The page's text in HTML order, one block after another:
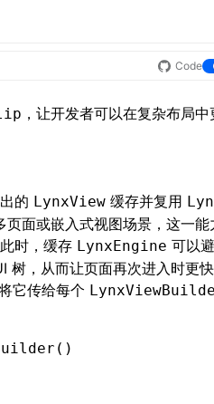
Code
，让开发者可以在复杂布局
的 LynxView 缓存并复用
面或嵌入式视图场景，这一能
时，缓存 LynxEngine 可以
树，从而让页面再次进入时更
它传给每个